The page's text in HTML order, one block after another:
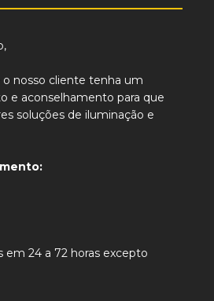
o nosso cliente tenha um
e aconselhamento para que
soluções de iluminação e
em 24 a 72 horas excepto